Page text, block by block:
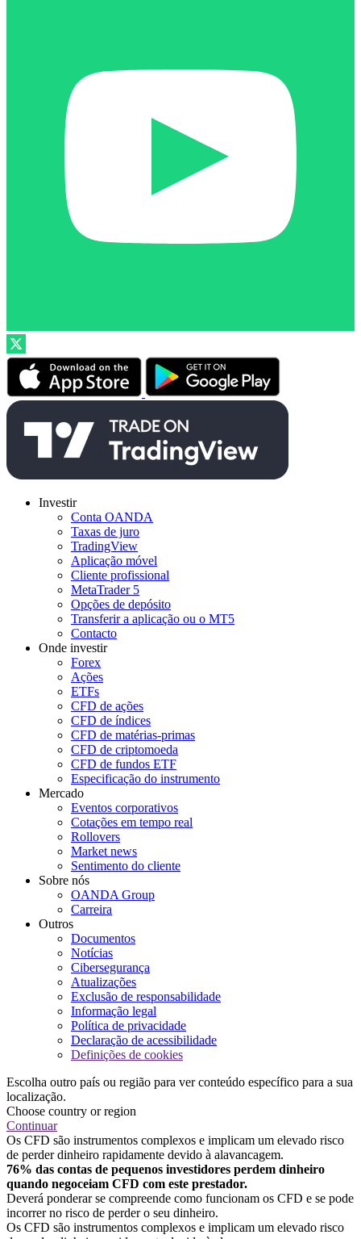
Investir
Conta OANDA
Taxas de juro
TradingView
Aplicação móvel
Cliente profissional
MetaTrader 5
Opções de depósito
Transferir a aplicação ou o MT5
Contacto
Onde investir
Forex
Ações
ETFs
CFD de ações
CFD de índices
CFD de matérias-primas
CFD de criptomoeda
CFD de fundos ETF
Especificação do instrumento
Mercado
Eventos corporativos
Cotações em tempo real
Rollovers
Market news
Sentimento do cliente
Sobre nós
OANDA Group
Carreira
Outros
Documentos
Notícias
Cibersegurança
Atualizações
Exclusão de responsabilidade
Informação legal
Política de privacidade
Declaração de acessibilidade
Definições de cookies
Escolha outro país ou região para ver conteúdo específico para a sua
localização.
Choose country or region
Continuar
Os CFD são instrumentos complexos e implicam um elevado risco
de perder dinheiro rapidamente devido à alavancagem.
76% das contas de pequenos investidores perdem dinheiro
quando negoceiam CFD com este prestador.
Deverá ponderar se compreende como funcionam os CFD e se pode
incorrer no risco de perder o seu dinheiro.
Os CFD são instrumentos complexos e implicam um elevado risco